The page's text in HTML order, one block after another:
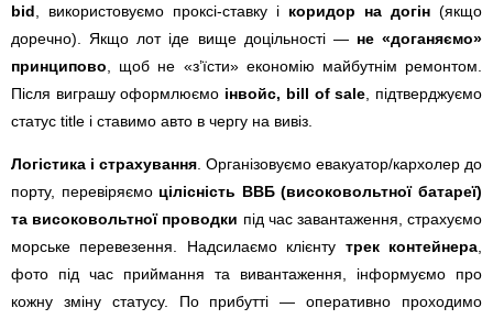
bid , використовуємо проксі-ставку і коридор на догін (якщо
доречно). Якщо лот іде вище доцільності — не «доганяємо»
принципово , щоб не «з’їсти» економію майбутнім ремонтом.
Після виграшу оформлюємо інвойс, bill of sale , підтверджуємо
статус title і ставимо авто в чергу на вивіз.
Логістика і страхування. Організовуємо евакуатор/кархолер до
порту, перевіряємо цілісність ВВБ (високовольтної батареї)
та високовольтної проводки під час завантаження, страхуємо
морське перевезення. Надсилаємо клієнту трек контейнера,
фото під час приймання та вивантаження, інформуємо про
кожну зміну статусу. По прибутті — оперативно проходимо